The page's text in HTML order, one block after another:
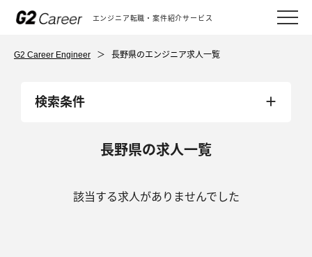
エンジニア転職・案件紹介サービス
G2 Career Engineer ＞ 長野県のエンジニア求人一覧
検索条件
長野県の求人一覧
該当する求人がありませんでした